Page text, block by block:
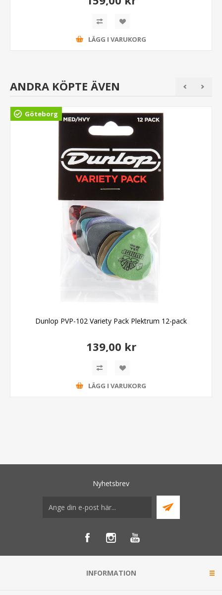
LÄGG I VARUKORG
ANDRA KÖPTE ÄVEN
Göteborg
Dunlop PVP-102 Variety Pack Plektrum 12-pack
139,00 kr
LÄGG I VARUKORG
Nyhetsbrev
INFORMATION